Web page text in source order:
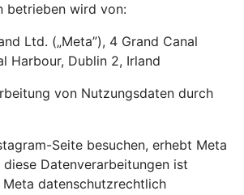
betrieben wird von:
Ltd. („Meta”), 4 Grand Canal
Harbour, Dublin 2, Irland
von Nutzungsdaten durch
Seite besuchen, erhebt Meta
diese Datenverarbeitungen ist
datenschutzrechtlich